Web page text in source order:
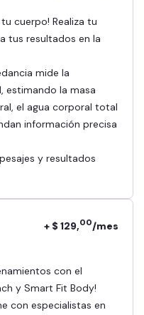
tus resultados en la
mide la
estimando la masa
el agua corporal total
información precisa
y resultados
+ $ 129,00/mes
y Smart Fit Body!
con especialistas en